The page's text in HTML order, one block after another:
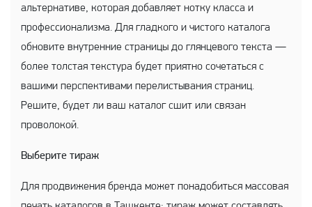
альтернативе, которая добавляет нотку класса и
профессионализма. Для гладкого и чистого каталога
обновите внутренние страницы до глянцевого текста —
более толстая текстура будет приятно сочетаться с
вашими перспективами перелистывания страниц.
Решите, будет ли ваш каталог сшит или связан
проволокой.
Выберите тираж
Для продвижения бренда может понадобиться массовая